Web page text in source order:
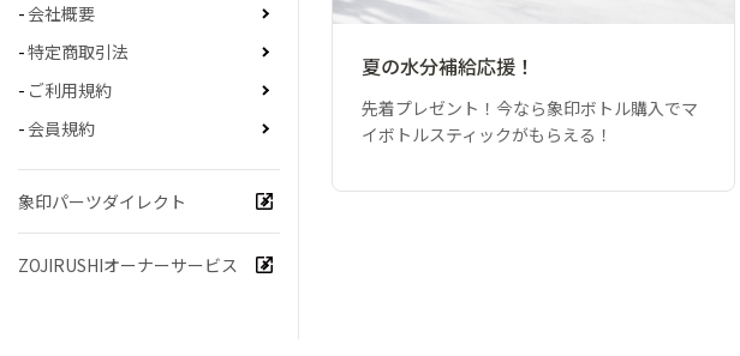
夏の水分補給応援！
先着プレゼント！今なら象印ボトル購入でマ
イボトルスティックがもらえる！
会社概要
特定商取引法
ご利用規約
会員規約
象印パーツダイレクト
ZOJIRUSHIオーナーサービス